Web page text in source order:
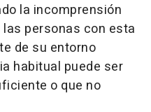
la incomprensión
personas con esta
de su entorno
habitual puede ser
o que no